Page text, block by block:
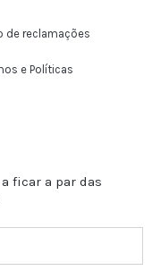
de reclamações
e Políticas
ficar a par das